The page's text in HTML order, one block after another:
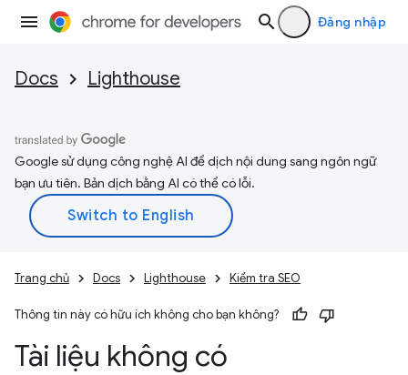
Đăng nhập
Docs Lighthouse
Google sử dụng công nghệ AI để dịch nội dung sang ngôn ngữ
bạn ưu tiên. Bản dịch bằng AI có thể có lỗi.
Trang chủ Docs Lighthouse Kiểm tra SEO
Thông tin này có hữu ích không cho bạn không?
Tài liệu không có